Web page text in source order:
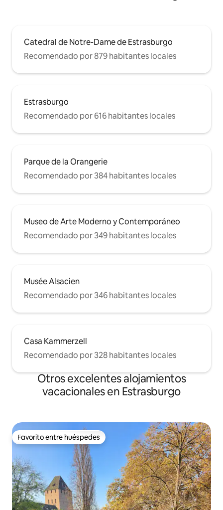
Catedral de Notre-Dame de Estrasburgo
Recomendado por 879 habitantes locales
Estrasburgo
Recomendado por 616 habitantes locales
Parque de la Orangerie
Recomendado por 384 habitantes locales
Museo de Arte Moderno y Contemporáneo
Recomendado por 349 habitantes locales
Musée Alsacien
Recomendado por 346 habitantes locales
Casa Kammerzell
Recomendado por 328 habitantes locales
Otros excelentes alojamientos
vacacionales en Estrasburgo
Favorito entre huéspedes
Favorito entre huéspedes